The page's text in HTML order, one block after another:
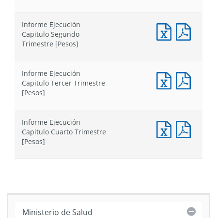
[Pesos]
Informe Ejecución
Capitulo Segundo
Trimestre [Pesos]
Informe
Ejecución
[Pesos]
Informe Ejecución
Capitulo Tercer Trimestre
[Pesos]
Informe
Ejecución
[Pesos]
Informe Ejecución
Capitulo Cuarto Trimestre
[Pesos]
Informe
Ejecución
Ministerio de Salud